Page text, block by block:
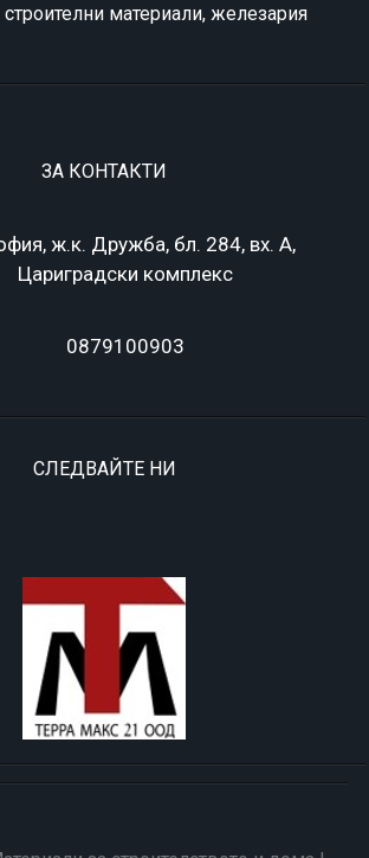
материали, железария
ЗА КОНТАКТИ
ж.к. Дружба, бл. 284, вх. А,
Цариградски комплекс
0879100903
СЛЕДВАЙТЕ НИ